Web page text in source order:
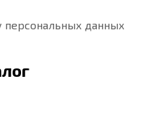
персональных данных